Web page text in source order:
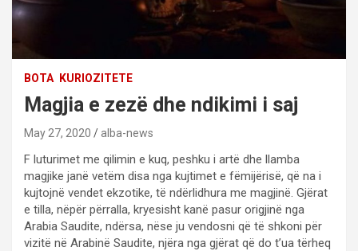
BOTA KURIOZITETE
Magjia e zezë dhe ndikimi i saj
May 27, 2020 alba-news
F luturimet me qilimin e kuq, peshku i artë dhe llamba
magjike janë vetëm disa nga kujtimet e fëmijërisë, që na i
kujtojnë vendet ekzotike, të ndërlidhura me magjinë. Gjërat
e tilla, nëpër përralla, kryesisht kanë pasur origjinë nga
Arabia Saudite, ndërsa, nëse ju vendosni që të shkoni për
vizitë në Arabinë Saudite, njëra nga gjërat që do t’ua tërheq